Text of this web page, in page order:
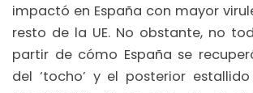
impactó en España con mayor
resto de la UE. No obstante, no
partir de cómo España se
del ‘tocho’ y el posterior